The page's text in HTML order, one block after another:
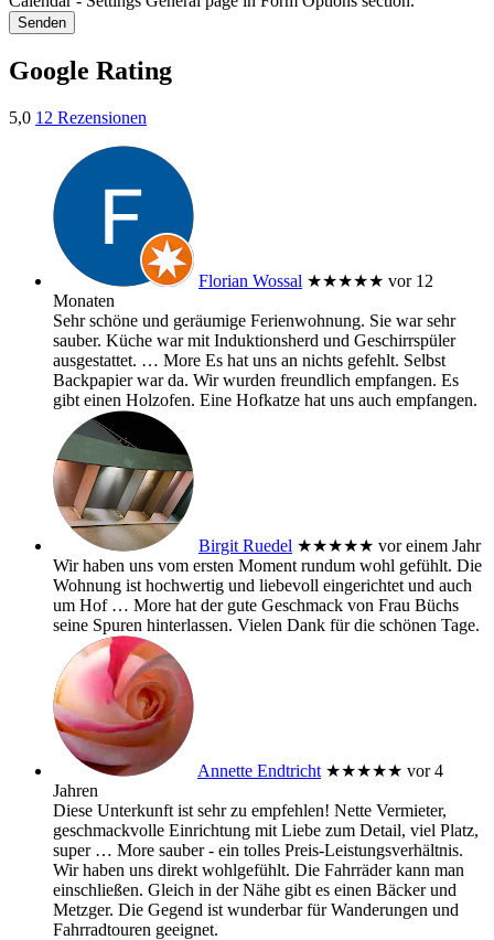
Google Rating
5,0 12 Rezensionen
Florian Wossal ★★★★★ vor 12
Monaten
Sehr schöne und geräumige Ferienwohnung. Sie war sehr
sauber. Küche war mit Induktionsherd und Geschirrspüler
ausgestattet. … More Es hat uns an nichts gefehlt. Selbst
Backpapier war da. Wir wurden freundlich empfangen. Es
gibt einen Holzofen. Eine Hofkatze hat uns auch empfangen.
Birgit Ruedel ★★★★★ vor einem Jahr
Wir haben uns vom ersten Moment rundum wohl gefühlt. Die
Wohnung ist hochwertig und liebevoll eingerichtet und auch
um Hof … More hat der gute Geschmack von Frau Büchs
seine Spuren hinterlassen. Vielen Dank für die schönen Tage.
Annette Endtricht ★★★★★ vor 4
Jahren
Diese Unterkunft ist sehr zu empfehlen! Nette Vermieter,
geschmackvolle Einrichtung mit Liebe zum Detail, viel Platz,
super … More sauber - ein tolles Preis-Leistungsverhältnis.
Wir haben uns direkt wohlgefühlt. Die Fahrräder kann man
einschließen. Gleich in der Nähe gibt es einen Bäcker und
Metzger. Die Gegend ist wunderbar für Wanderungen und
Fahrradtouren geeignet.